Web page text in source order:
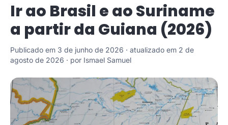
Ir ao Brasil e ao Suriname
a partir da Guiana (2026)
Publicado em 3 de junho de 2026 · atualizado em 2 de
agosto de 2026 · por Ismael Samuel